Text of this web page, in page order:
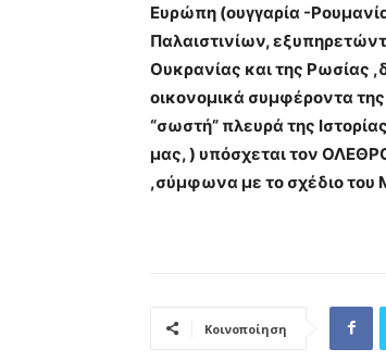
Ευρώπη (ουγγαρία -
Παλαιστινίων,
Ουκρανίας και της Ρωσίας
οικονομικά συμφέροντα
“σωστή” πλευρά της
μας, ) υπόσχεται τον
,σύμφωνα με το σχέδιο του
Κοινοποίηση